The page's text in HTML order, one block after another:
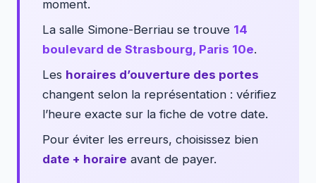
moment.
La salle Simone-Berriau se trouve 14
boulevard de Strasbourg, Paris 10e.
Les horaires d’ouverture des portes
changent selon la représentation : vérifiez
l’heure exacte sur la fiche de votre date.
Pour éviter les erreurs, choisissez bien
date + horaire avant de payer.